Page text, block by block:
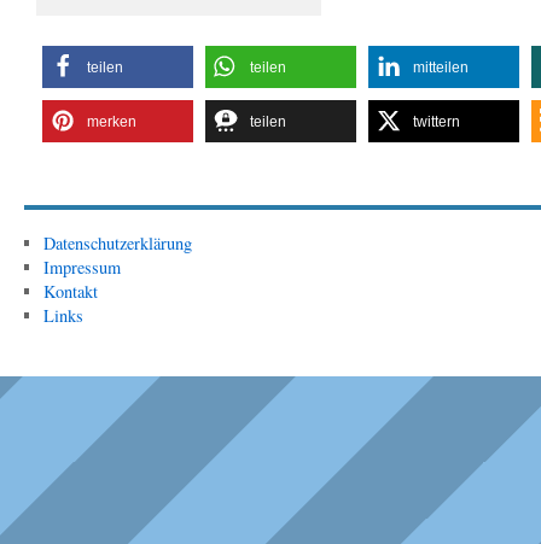
teilen teilen mitteilen
merken teilen twittern
Datenschutzerklärung
Impressum
Kontakt
Links